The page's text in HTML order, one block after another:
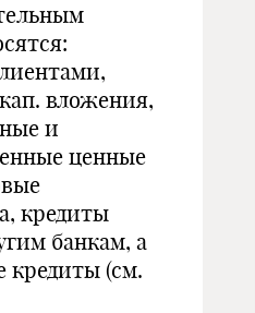
вложения,
и
ценные
кредиты
банкам, а
кредиты (см.